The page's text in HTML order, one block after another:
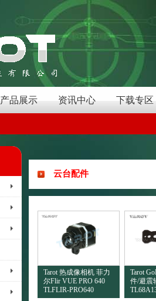
产品展示 资讯中心 下载专区
云台配件
Tarot 热成像相机 菲力
尔Flir VUE PRO 640
TLFLIR-PRO640
Tarot
件/避震